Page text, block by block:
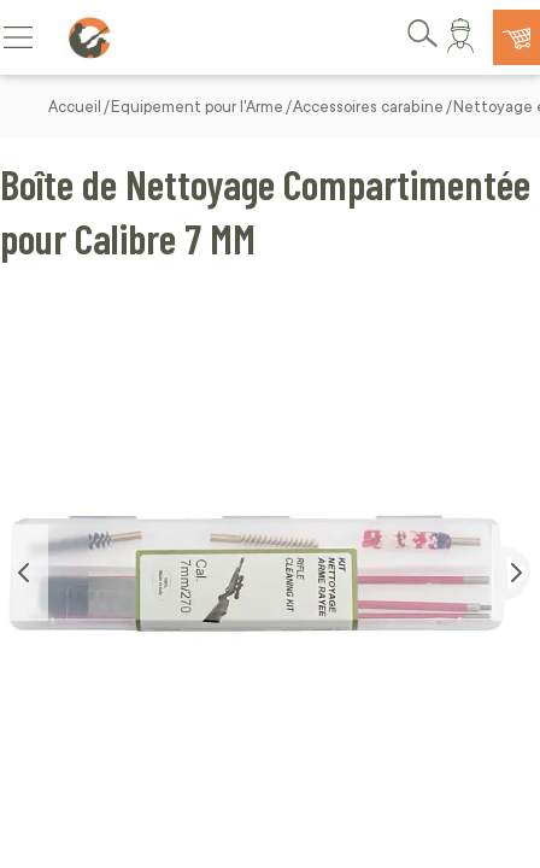
Allez au contenu
Basculer la navigation
Rechercher
Accueil Equipement pour l'Arme Accessoires carabine Nettoyage
Boîte de Nettoyage Compartimentée
pour Calibre 7 MM